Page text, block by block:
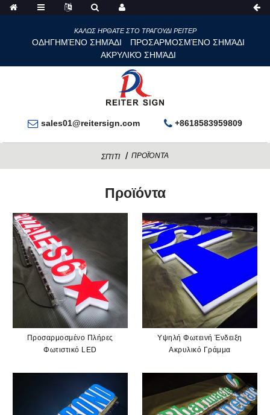
ΚΑΛΩΣ ΗΡΘΑΤΕ ΣΤΟ ΤΡΑΓΟΥΔΙ ΡΕΙΤΕΡ
ΟΔΗΓΗΜΈΝΟ ΣΗΜΆΔΙ
ΠΡΟΣΑΡΜΟΣΜΈΝΟ ΣΗΜΆΔΙ
ΑΚΡΥΛΙΚΌ ΣΗΜΆΔΙ
sales01@reitersign.com +8618583959809
ΣΠΊΤΙ ΠΡΟΪΌΝΤΑ
Προϊόντα
Προσαρμοσμένο Πλήρες
Φωτιστικό LED
Υψηλή Φωτεινή Ένδειξη
Ακρυλικό Γράμμα